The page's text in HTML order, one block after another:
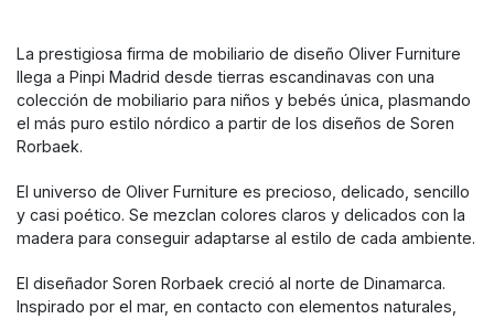
La prestigiosa firma de mobiliario de diseño Oliver Furniture
llega a Pinpi Madrid desde tierras escandinavas con una
colección de mobiliario para niños y bebés única, plasmando
el más puro estilo nórdico a partir de los diseños de Soren
Rorbaek.
El universo de Oliver Furniture es precioso, delicado, sencillo
y casi poético. Se mezclan colores claros y delicados con la
madera para conseguir adaptarse al estilo de cada ambiente.
El diseñador Soren Rorbaek creció al norte de Dinamarca.
Inspirado por el mar, en contacto con elementos naturales,